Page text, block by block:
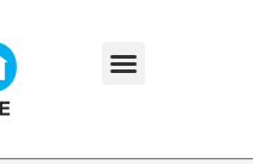
Meny